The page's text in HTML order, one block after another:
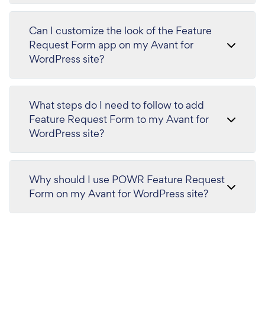
Can I customize the look of the Feature
Request Form app on my Avant for
WordPress site?
What steps do I need to follow to add
Feature Request Form to my Avant for
WordPress site?
Why should I use POWR Feature Request
Form on my Avant for WordPress site?